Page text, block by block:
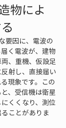
物によ
要因に、電波の
く電波が、建物
、重機、仮設足
射し、直接届い
現象です。この
、受信機は衛星
くくなり、測位
ことがありま